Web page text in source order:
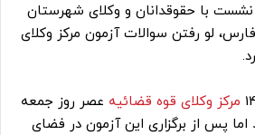
1403 در یک نشست با حقوقدانان و وکلای شهرستان
لو رفتن سوالات آزمون مرکز وکلای
مرکز وکلای قوه قضائیه عصر روز جمعه
برگزار شد اما پس از برگزاری این آزمون در فضای